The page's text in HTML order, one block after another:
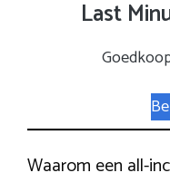
Last
Waarom een all-